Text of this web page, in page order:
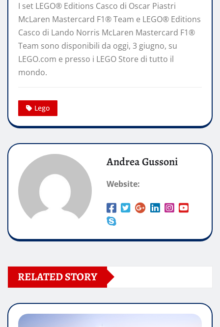
I set LEGO® Editions Casco di Oscar Piastri
McLaren Mastercard F1® Team e LEGO® Editions
Casco di Lando Norris McLaren Mastercard F1®
Team sono disponibili da oggi, 3 giugno, su
LEGO.com e presso i LEGO Store di tutto il
mondo.
Lego
Andrea Gussoni
Website:
RELATED STORY